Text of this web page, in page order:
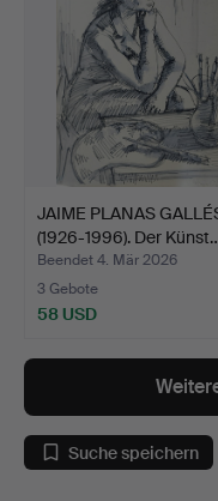
JAIME PLANAS
(1926-1996). Der
Beendet 4. Mär 2026
3 Gebote
58 USD
Suche speichern